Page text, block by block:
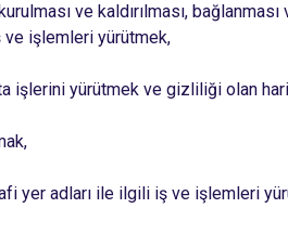
ve kaldırılması,
işlemleri yürütmek,
işlerini yürütmek ve gizliliği olan
yer adları ile ilgili iş ve işlemleri